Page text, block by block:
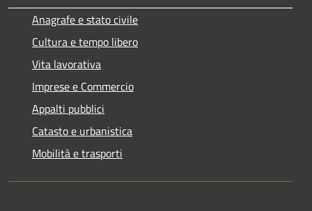
Anagrafe e stato civile
Cultura e tempo libero
Vita lavorativa
Imprese e Commercio
Appalti pubblici
Catasto e urbanistica
Mobilità e trasporti